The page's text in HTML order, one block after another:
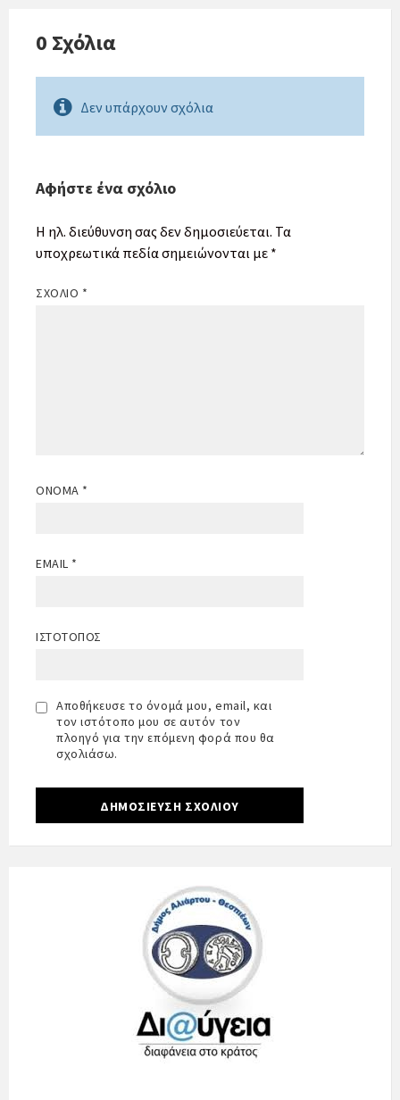
0 Σχόλια
Δεν υπάρχουν σχόλια
Αφήστε ένα σχόλιο
Η ηλ. διεύθυνση σας δεν δημοσιεύεται. Τα
υποχρεωτικά πεδία σημειώνονται με *
ΣΧΌΛΙΟ *
ΌΝΟΜΑ *
EMAIL *
ΙΣΤΌΤΟΠΟΣ
Αποθήκευσε το όνομά μου, email, και
τον ιστότοπο μου σε αυτόν τον
πλοηγό για την επόμενη φορά που θα
σχολιάσω.